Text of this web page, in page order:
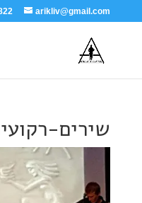
arikliv@gmail.com
שירים-